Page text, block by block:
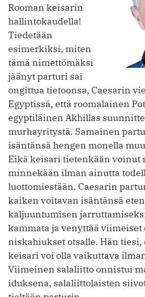
Rooman keisarin
hallintokaudella!
Tiedetään
esimerkiksi, miten
tämä nimettömäksi
jäänyt parturi sai
ongittua tietoonsa, Caesarin
Egyptissä, että roomalainen
egyptiläinen Akhillas
murhayritystä. Samainen
isäntänsä hengen monella
Eikä keisari tietenkään voinut
minnekään ilman ainutta
luottomiestään. Caesarin
kaiken voitavan isäntänsä
kaljuuntumisen
kammata ja venyttää viimeiset
niskahiukset otsalle. Hän tiesi,
keisari voi olla vaikuttava
Viimeinen salaliitto onnistui
iduksena, salaliittolaisten